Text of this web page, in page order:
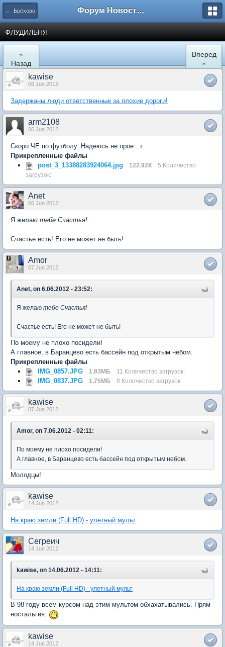
← Брёхово Форум Новостройки
ФЛУДИЛЬНЯ
«
Назад
Вперед
»
kawise
06 Jun 2012
Задержаны люди ответственные за плохие дороги!
arm2108
06 Jun 2012
Скоро ЧЕ по футболу. Надеюсь не прое...т.
Прикрепленные файлы
post_3_13388283924064.jpg
122.92К
5 Количество
загрузок:
Anet
06 Jun 2012
Я желаю тебе Счастья!
Счастье есть! Его не может не быть!
Amor
07 Jun 2012
Anet, on 6.06.2012 - 23:52:
Я желаю тебе Счастья!
Счастье есть! Его не может не быть!
По моему не плохо посидели!
А главное, в Баранцево есть бассейн под открытым небом.
Прикрепленные файлы
IMG_0857.JPG
1.83МБ 11 Количество загрузок:
IMG_0837.JPG 1.75МБ 8 Количество загрузок:
kawise
07 Jun 2012
Amor, on 7.06.2012 - 02:11:
По моему не плохо посидели!
А главное, в Баранцево есть бассейн под открытым небом.
Молодцы!
kawise
14 Jun 2012
На краю земли (Full HD) - улетный мульт
Сегреич
14 Jun 2012
kawise, on 14.06.2012 - 14:11:
На краю земли (Full HD) - улетный мульт
В 98 году всем курсом над этим мультом обхахатывались. Прям
ностальгия.
kawise
14 Jun 2012